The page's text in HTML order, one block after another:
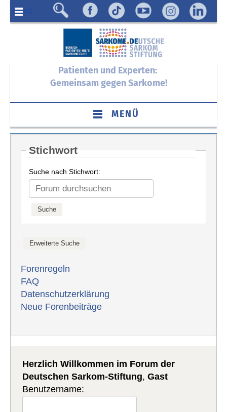
Menü
Patienten und Experten:
Gemeinsam gegen Sarkome!
MENÜ
Stichwort
Suche nach Stichwort:
Forenregeln
FAQ
Datenschutzerklärung
Neue Forenbeiträge
Herzlich Willkommen im Forum der
Deutschen Sarkom-Stiftung,Gast
Benutzername: